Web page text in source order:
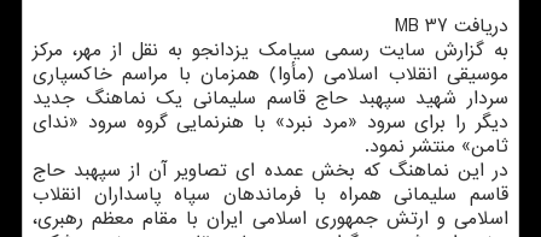
دریافت 37 MB
به گزارش سایت رسمی سیامك یزدانجو به نقل از مهر، مركز
موسیقی انقلاب اسلامی (مأوا) همزمان با مراسم خاكسپاری
سردار شهید سپهبد حاج قاسم سلیمانی یك نماهنگ جدید
دیگر را برای سرود «مرد نبرد» با هنرنمایی گروه سرود «ندای
ثامن» منتشر نمود.
در این نماهنگ كه بخش عمده ای تصاویر آن از سپهبد حاج
قاسم سلیمانی همراه با فرماندهان سپاه پاسداران انقلاب
اسلامی و ارتش جمهوری اسلامی ایران با مقام معظم رهبری،